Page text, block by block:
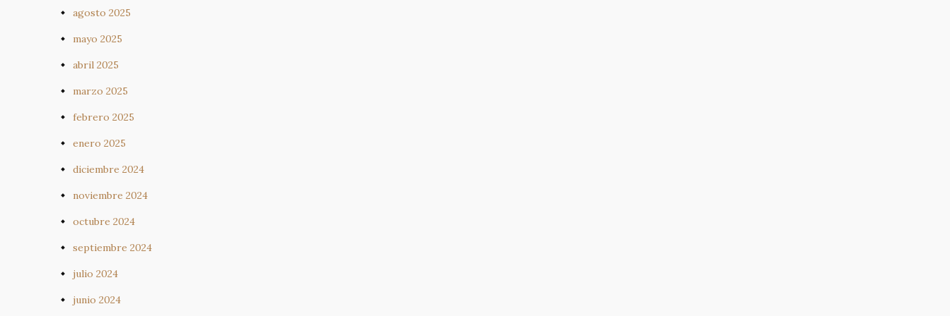
agosto 2025
mayo 2025
abril 2025
marzo 2025
febrero 2025
enero 2025
diciembre 2024
noviembre 2024
octubre 2024
septiembre 2024
julio 2024
junio 2024